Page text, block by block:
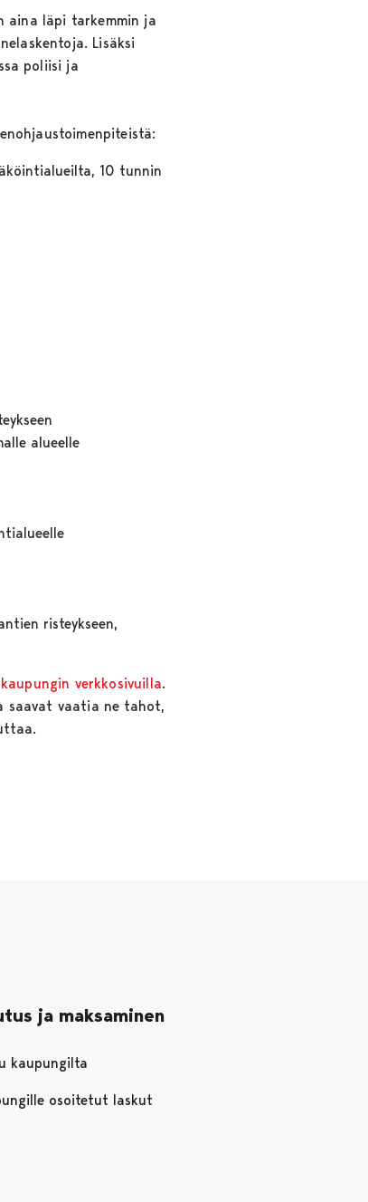
aina läpi tarkemmin ja
Lisäksi
poliisi ja
10 tunnin
alueelle
risteykseen,
kaupungin verkkosivuilla.
saavat vaatia ne tahot,
ja maksaminen
kaupungilta
osoitetut laskut